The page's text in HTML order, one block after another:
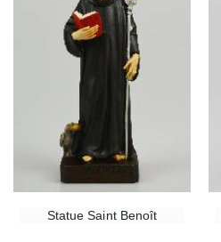
Statue Saint Benoît